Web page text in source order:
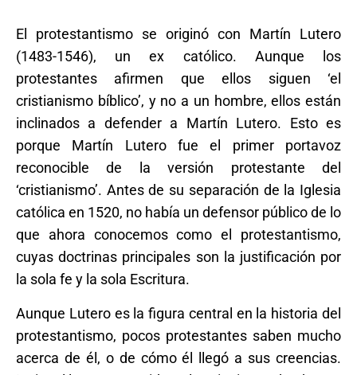
El protestantismo se originó con Martín Lutero
(1483-1546), un ex católico. Aunque los
protestantes afirmen que ellos siguen ‘el
cristianismo bíblico’, y no a un hombre, ellos están
inclinados a defender a Martín Lutero. Esto es
porque Martín Lutero fue el primer portavoz
reconocible de la versión protestante del
‘cristianismo’. Antes de su separación de la Iglesia
católica en 1520, no había un defensor público de lo
que ahora conocemos como el protestantismo,
cuyas doctrinas principales son la justificación por
la sola fe y la sola Escritura.
Aunque Lutero es la figura central en la historia del
protestantismo, pocos protestantes saben mucho
acerca de él, o de cómo él llegó a sus creencias.